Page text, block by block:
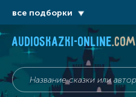
audioskazki-online.com
все подборки